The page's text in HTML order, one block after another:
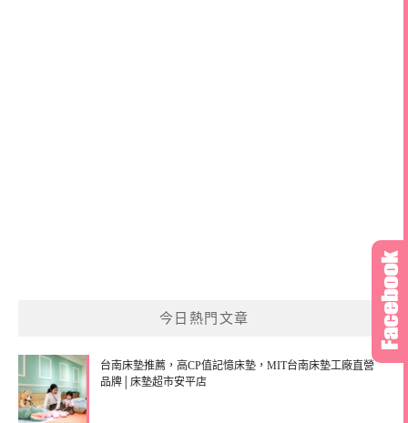
今日熱門文章
台南床墊推薦，高CP值記憶床墊，MIT台南床墊工廠直營
品牌│床墊超市安平店